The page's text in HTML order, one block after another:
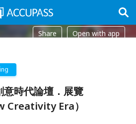
Share Open with app
意時代論壇．展覽
Creativity Era）